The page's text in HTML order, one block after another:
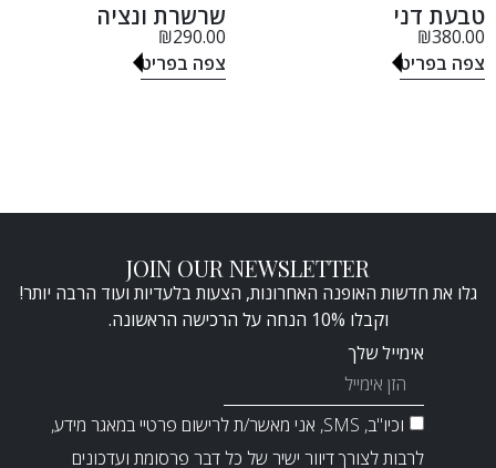
טבעת דני
₪380.00
צפה בפריט
שרשרת ונציה
₪290.00
צפה בפריט
JOIN OUR NEWSLETTER
גלו את חדשות האופנה האחרונות, הצעות בלעדיות ועוד הרבה יותר!
וקבלו 10% הנחה על הרכישה הראשונה.
אימייל שלך
וכיו"ב, SMS, אני מאשר/ת לרישום פרטיי במאגר מידע,
לרבות לצורך דיוור ישיר של כל דבר פרסומת ועדכונים